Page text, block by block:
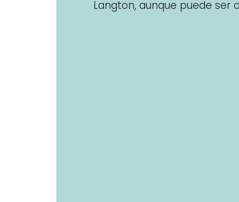
Langton, aunque puede ser